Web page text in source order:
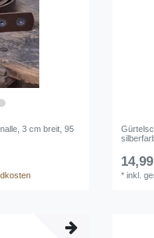
3 cm breit, 95
*inkl.